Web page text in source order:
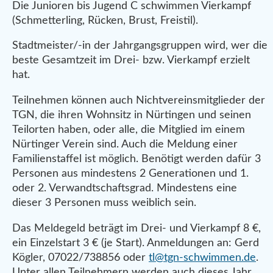
Die Junioren bis Jugend C schwimmen Vierkampf
(Schmetterling, Rücken, Brust, Freistil).
Stadtmeister/-in der Jahrgangsgruppen wird, wer die
beste Gesamtzeit im Drei- bzw. Vierkampf erzielt
hat.
Teilnehmen können auch Nichtvereinsmitglieder der
TGN, die ihren Wohnsitz in Nürtingen und seinen
Teilorten haben, oder alle, die Mitglied im einem
Nürtinger Verein sind. Auch die Meldung einer
Familienstaffel ist möglich. Benötigt werden dafür 3
Personen aus mindestens 2 Generationen und 1.
oder 2. Verwandtschaftsgrad. Mindestens eine
dieser 3 Personen muss weiblich sein.
Das Meldegeld beträgt im Drei- und Vierkampf 8 €,
ein Einzelstart 3 € (je Start). Anmeldungen an: Gerd
Kögler, 07022/738856 oder tl@tgn-schwimmen.de.